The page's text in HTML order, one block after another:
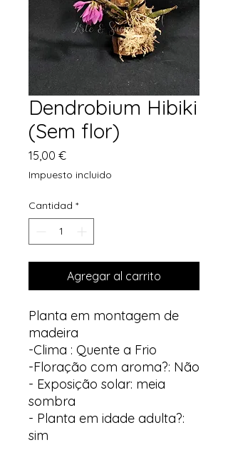
Dendrobium Hibiki
(Sem flor)
15,00 €Precio
Impuesto incluido
Cantidad *
Agregar al carrito
Planta em montagem de
madeira
-Clima : Quente a Frio
-Floração com aroma?: Não
- Exposição solar: meia
sombra
- Planta em idade adulta?:
sim